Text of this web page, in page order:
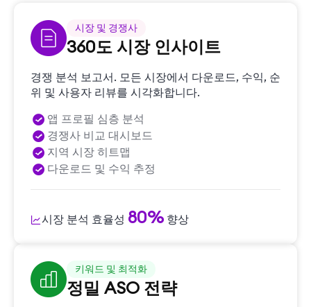
시장 및 경쟁사
360도 시장 인사이트
경쟁 분석 보고서. 모든 시장에서 다운로드, 수익, 순
위 및 사용자 리뷰를 시각화합니다.
앱 프로필 심층 분석
경쟁사 비교 대시보드
지역 시장 히트맵
다운로드 및 수익 추정
시장 분석 효율성 80% 향상
키워드 및 최적화
정밀 ASO 전략